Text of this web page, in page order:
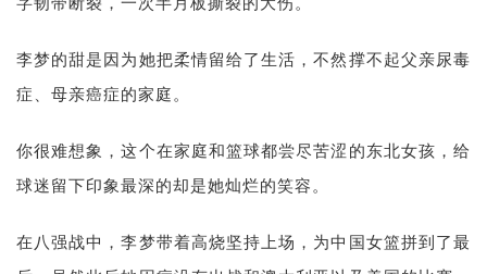
李梦的甜是因为她把柔情留给了生活，不然撑不起父亲尿毒
症、母亲癌症的家庭。
你很难想象，这个在家庭和篮球都尝尽苦涩的东北女孩，给
球迷留下印象最深的却是她灿烂的笑容。
在八强战中，李梦带着高烧坚持上场，为中国女篮拼到了最